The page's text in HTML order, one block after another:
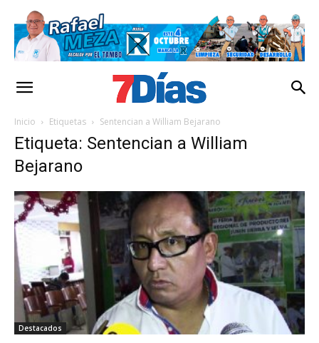
Inicio Etiquetas Sentencian a William Bejarano
Etiqueta: Sentencian a William
Bejarano
Destacados